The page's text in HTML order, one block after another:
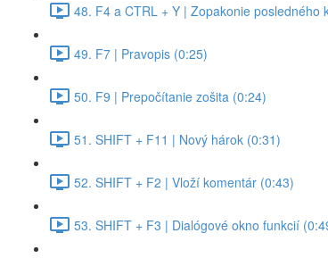
48. F4 a CTRL + Y | Zopakonie posledného
49. F7 | Pravopis (0:25)
50. F9 | Prepočítanie zošita (0:24)
51. SHIFT + F11 | Nový hárok (0:31)
52. SHIFT + F2 | Vloží komentár (0:43)
53. SHIFT + F3 | Dialógové okno funkcií